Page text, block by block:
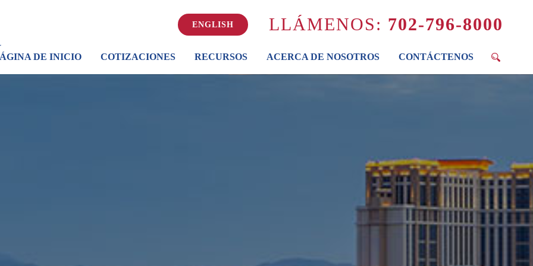
ENGLISH LLÁMENOS: 702-796-8000
DE INICIO COTIZACIONES RECURSOS ACERCA DE NOSOTROS CONTÁCTENOS